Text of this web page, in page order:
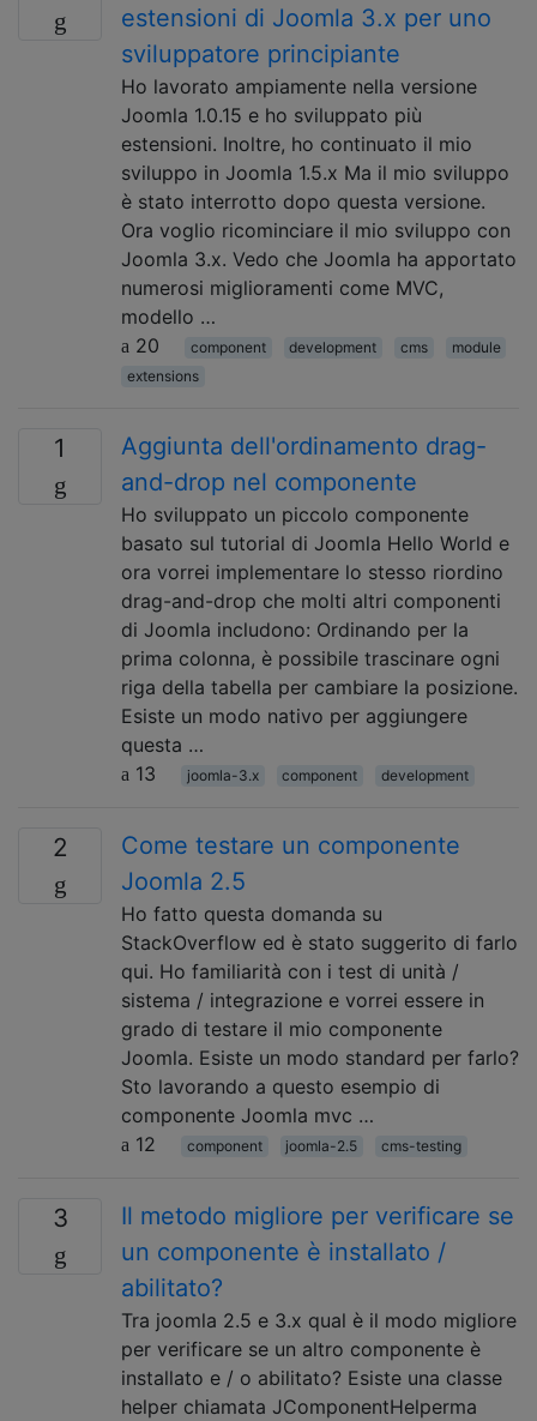
estensioni di Joomla 3.x per uno
sviluppatore principiante
Ho lavorato ampiamente nella versione
Joomla 1.0.15 e ho sviluppato più
estensioni. Inoltre, ho continuato il mio
sviluppo in Joomla 1.5.x Ma il mio sviluppo
è stato interrotto dopo questa versione.
Ora voglio ricominciare il mio sviluppo con
Joomla 3.x. Vedo che Joomla ha apportato
numerosi miglioramenti come MVC,
modello …
20
component development cms
module
extensions
1
Aggiunta dell'ordinamento drag-
and-drop nel componente
Ho sviluppato un piccolo componente
basato sul tutorial di Joomla Hello World e
ora vorrei implementare lo stesso riordino
drag-and-drop che molti altri componenti
di Joomla includono: Ordinando per la
prima colonna, è possibile trascinare ogni
riga della tabella per cambiare la posizione.
Esiste un modo nativo per aggiungere
questa …
13
joomla-3.x component development
2
Come testare un componente
Joomla 2.5
Ho fatto questa domanda su
StackOverflow ed è stato suggerito di farlo
qui. Ho familiarità con i test di unità /
sistema / integrazione e vorrei essere in
grado di testare il mio componente
Joomla. Esiste un modo standard per farlo?
Sto lavorando a questo esempio di
componente Joomla mvc …
12
component joomla-2.5 cms-testing
3
Il metodo migliore per verificare se
un componente è installato /
abilitato?
Tra joomla 2.5 e 3.x qual è il modo migliore
per verificare se un altro componente è
installato e / o abilitato? Esiste una classe
helper chiamata JComponentHelperma